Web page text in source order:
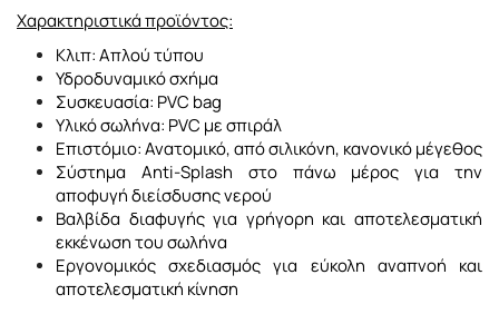
Χαρακτηριστικά προϊόντος:
Κλιπ: Απλού τύπου
Υδροδυναμικό σχήμα
Συσκευασία: PVC bag
Υλικό σωλήνα: PVC με σπιράλ
Επιστόμιο: Ανατομικό, από σιλικόνη, κανονικό μέγεθος
Σύστημα Anti-Splash στο πάνω μέρος για την
αποφυγή διείσδυσης νερού
Βαλβίδα διαφυγής για γρήγορη και αποτελεσματική
εκκένωση του σωλήνα
Εργονομικός σχεδιασμός για εύκολη αναπνοή και
αποτελεσματική κίνηση